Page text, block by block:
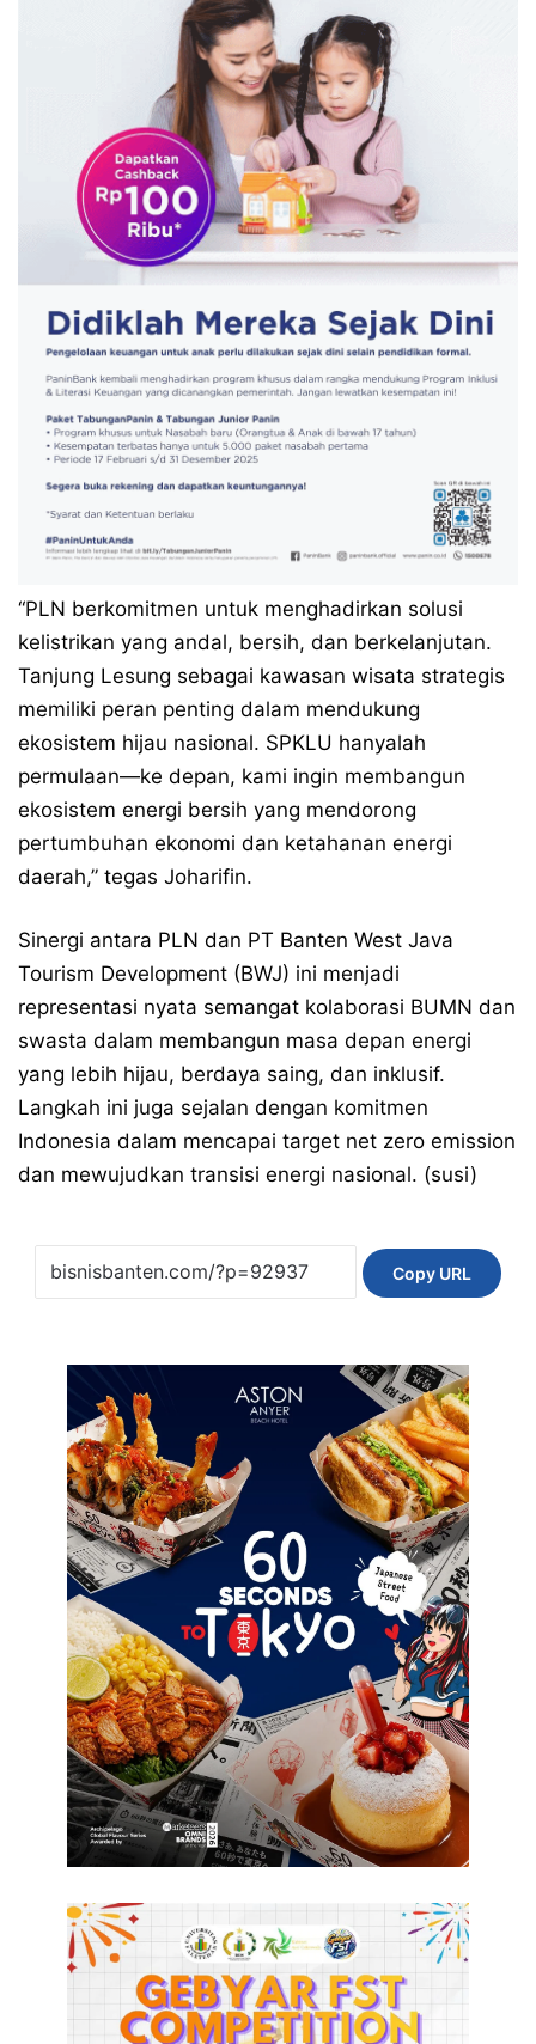
“PLN berkomitmen untuk menghadirkan solusi
kelistrikan yang andal, bersih, dan berkelanjutan.
Tanjung Lesung sebagai kawasan wisata strategis
memiliki peran penting dalam mendukung
ekosistem hijau nasional. SPKLU hanyalah
permulaan—ke depan, kami ingin membangun
ekosistem energi bersih yang mendorong
pertumbuhan ekonomi dan ketahanan energi
daerah,” tegas Joharifin.
Sinergi antara PLN dan PT Banten West Java
Tourism Development (BWJ) ini menjadi
representasi nyata semangat kolaborasi BUMN dan
swasta dalam membangun masa depan energi
yang lebih hijau, berdaya saing, dan inklusif.
Langkah ini juga sejalan dengan komitmen
Indonesia dalam mencapai target net zero emission
dan mewujudkan transisi energi nasional. (susi)
Copy URL